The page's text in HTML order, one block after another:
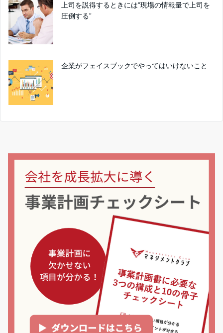
上司を説得するときには”現場の情報量で上司を
圧倒する”
企業がフェイスブックでやってはいけないこと